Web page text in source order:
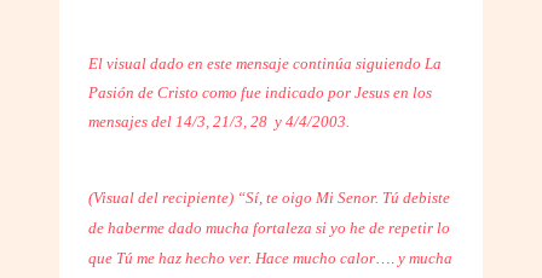
El visual dado en este mensaje continúa siguiendo La
Pasión de Cristo como fue indicado por Jesus en los
mensajes del 14/3, 21/3, 28 y 4/4/2003.
(Visual del recipiente) “Sí, te oigo Mi Senor. Tú debiste
de haberme dado mucha fortaleza si yo he de repetir lo
que Tú me haz hecho ver. Hace mucho calor…. y mucha